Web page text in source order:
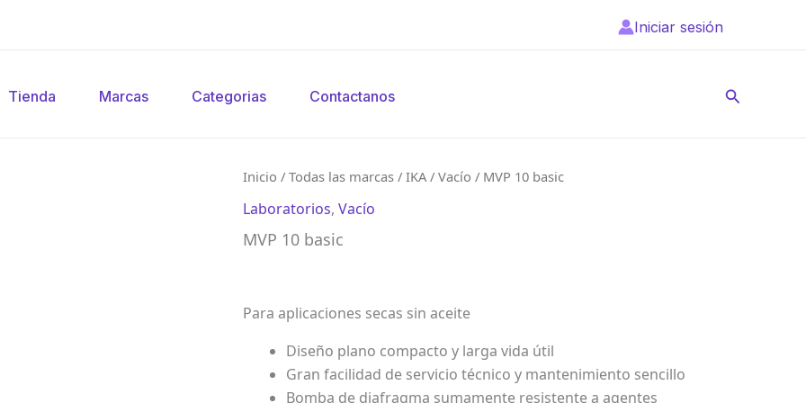
Iniciar sesión
Tienda Marcas Categorias Contactanos Buscar
Inicio /Todas las marcas /IKA/Vacío / MVP 10 basic
Laboratorios,Vacío
MVP 10 basic
Para aplicaciones secas sin aceite
Diseño plano compacto y larga vida útil
Gran facilidad de servicio técnico y mantenimiento sencillo
Bomba de diafragma sumamente resistente a agentes